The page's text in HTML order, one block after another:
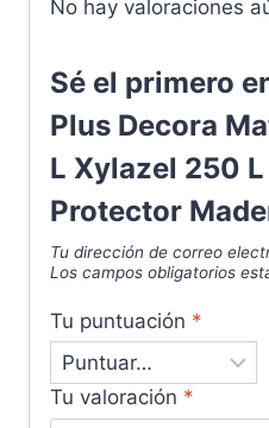
No hay valoraciones
Sé el primero
Plus Decora
L Xylazel 250
Protector
Tu dirección de correo
Los campos obligatorios
Tu puntuación *
Tu valoración *